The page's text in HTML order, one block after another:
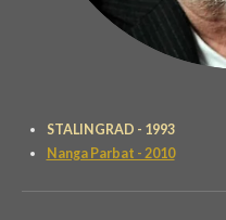
STALINGRAD - 1993
Nanga Parbat - 2010